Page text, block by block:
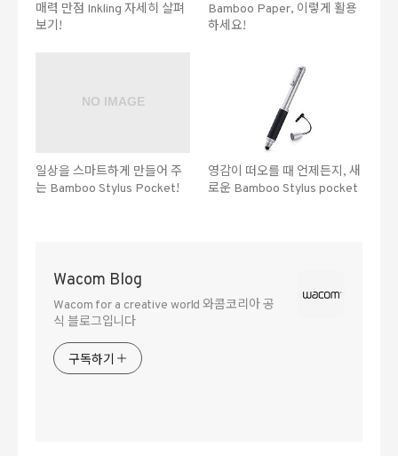
매력 만점 Inkling 자세히 살펴
보기!
Bamboo Paper, 이렇게 활용
하세요!
일상을 스마트하게 만들어 주
는 Bamboo Stylus Pocket!
영감이 떠오를 때 언제든지, 새
로운 Bamboo Stylus pocket
Wacom Blog
Wacom for a creative world 와콤코리아 공
식 블로그입니다
구독하기